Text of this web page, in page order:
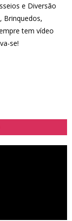
e Diversão
Brinquedos,
tem vídeo
se!